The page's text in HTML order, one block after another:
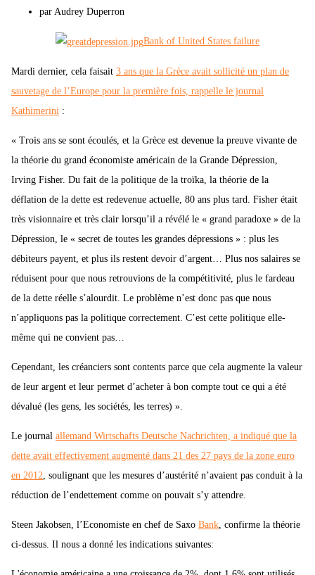
par Audrey Duperron
Bank of United States failure
Mardi dernier, cela faisait 3 ans que la Grèce avait sollicité un plan de
sauvetage de l’Europe pour la première fois, rappelle le journal
Kathimerini :
« Trois ans se sont écoulés, et la Grèce est devenue la preuve vivante de
la théorie du grand économiste américain de la Grande Dépression,
Irving Fisher. Du fait de la politique de la troïka, la théorie de la
déflation de la dette est redevenue actuelle, 80 ans plus tard. Fisher était
très visionnaire et très clair lorsqu’il a révélé le « grand paradoxe » de la
Dépression, le « secret de toutes les grandes dépressions » : plus les
débiteurs payent, et plus ils restent devoir d’argent… Plus nos salaires se
réduisent pour que nous retrouvions de la compétitivité, plus le fardeau
de la dette réelle s’alourdit. Le problème n’est donc pas que nous
n’appliquons pas la politique correctement. C’est cette politique elle-
même qui ne convient pas…
Cependant, les créanciers sont contents parce que cela augmente la valeur
de leur argent et leur permet d’acheter à bon compte tout ce qui a été
dévalué (les gens, les sociétés, les terres) ».
Le journal allemand Wirtschafts Deutsche Nachrichten, a indiqué que la
dette avait effectivement augmenté dans 21 des 27 pays de la zone euro
en 2012, soulignant que les mesures d’austérité n’avaient pas conduit à la
réduction de l’endettement comme on pouvait s’y attendre.
Steen Jakobsen, l’Economiste en chef de Saxo Bank, confirme la théorie
ci-dessus. Il nous a donné les indications suivantes: